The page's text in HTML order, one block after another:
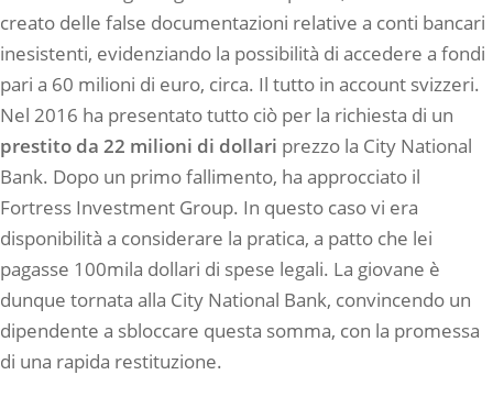
creato delle false documentazioni relative a conti bancari
inesistenti, evidenziando la possibilità di accedere a fondi
pari a 60 milioni di euro, circa. Il tutto in account svizzeri.
Nel 2016 ha presentato tutto ciò per la richiesta di un
prestito da 22 milioni di dollari prezzo la City National
Bank. Dopo un primo fallimento, ha approcciato il
Fortress Investment Group. In questo caso vi era
disponibilità a considerare la pratica, a patto che lei
pagasse 100mila dollari di spese legali. La giovane è
dunque tornata alla City National Bank, convincendo un
dipendente a sbloccare questa somma, con la promessa
di una rapida restituzione.